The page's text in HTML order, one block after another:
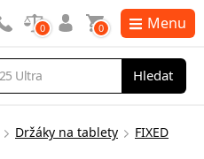
Hledat
0 0 Menu
Držáky na tablety FIXED